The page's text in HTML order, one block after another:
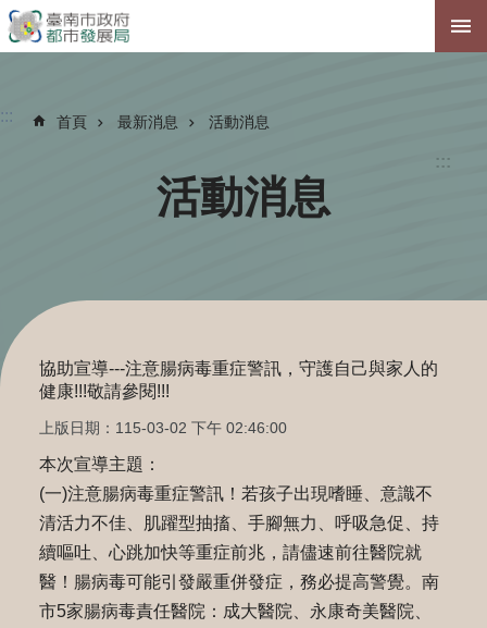
跳到主要內容區塊
:::
::: 首頁 最新消息 活動消息
活動消息
協助宣導---注意腸病毒重症警訊，守護自己與家人的
健康!!!敬請參閱!!!
上版日期：115-03-02 下午 02:46:00
本次宣導主題：
(一)注意腸病毒重症警訊！若孩子出現嗜睡、意識不
清活力不佳、肌躍型抽搐、手腳無力、呼吸急促、持
續嘔吐、心跳加快等重症前兆，請儘速前往醫院就
醫！腸病毒可能引發嚴重併發症，務必提高警覺。南
市5家腸病毒責任醫院：成大醫院、永康奇美醫院、